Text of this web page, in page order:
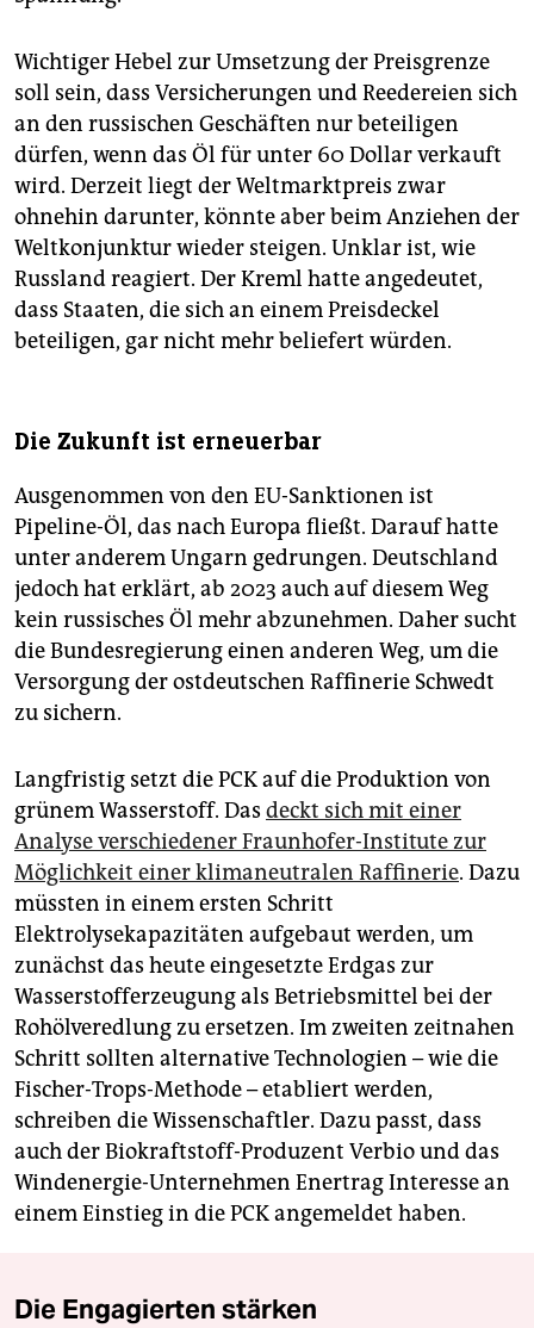
Wichtiger Hebel zur Umsetzung der Preisgrenze
soll sein, dass Versicherungen und Reedereien sich
an den russischen Geschäften nur beteiligen
dürfen, wenn das Öl für unter 60 Dollar verkauft
wird. Derzeit liegt der Weltmarktpreis zwar
ohnehin darunter, könnte aber beim Anziehen der
Weltkonjunktur wieder steigen. Unklar ist, wie
Russland reagiert. Der Kreml hatte angedeutet,
dass Staaten, die sich an einem Preisdeckel
beteiligen, gar nicht mehr beliefert würden.
Die Zukunft ist erneuerbar
Ausgenommen von den EU-Sanktionen ist
Pipeline-Öl, das nach Europa fließt. Darauf hatte
unter anderem Ungarn gedrungen. Deutschland
jedoch hat erklärt, ab 2023 auch auf diesem Weg
kein russisches Öl mehr abzunehmen. Daher sucht
die Bundesregierung einen anderen Weg, um die
Versorgung der ostdeutschen Raffinerie Schwedt
zu sichern.
Langfristig setzt die PCK auf die Produktion von
grünem Wasserstoff. Das deckt sich mit einer
Analyse verschiedener Fraunhofer-Institute zur
Möglichkeit einer klimaneutralen Raffinerie. Dazu
müssten in einem ersten Schritt
Elektrolysekapazitäten aufgebaut werden, um
zunächst das heute eingesetzte Erdgas zur
Wasserstofferzeugung als Betriebsmittel bei der
Rohölveredlung zu ersetzen. Im zweiten zeitnahen
Schritt sollten alternative Technologien – wie die
Fischer-Trops-Methode – etabliert werden,
schreiben die Wissenschaftler. Dazu passt, dass
auch der Biokraftstoff-Produzent Verbio und das
Windenergie-Unternehmen Enertrag Interesse an
einem Einstieg in die PCK angemeldet haben.
Die Engagierten stärken